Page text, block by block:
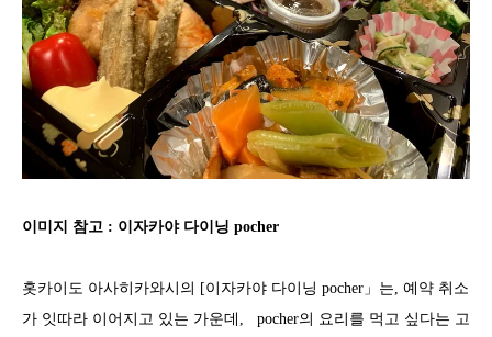
이미지 참고 : 이자카야 다이닝 pocher
홋카이도 아사히카와시의 [이자카야 다이닝 pocher」는, 예약 취소
가 잇따라 이어지고 있는 가운데, pocher의 요리를 먹고 싶다는 고